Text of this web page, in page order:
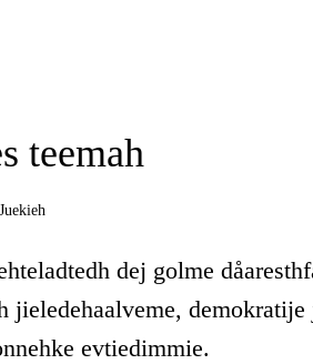
teemah
Juekieh
dej golme
jieledehaalveme,
evtiedimmie.